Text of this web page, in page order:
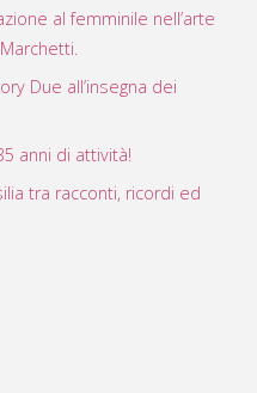
al femminile nell’arte
Due all’insegna dei
anni di attività!
tra racconti, ricordi ed